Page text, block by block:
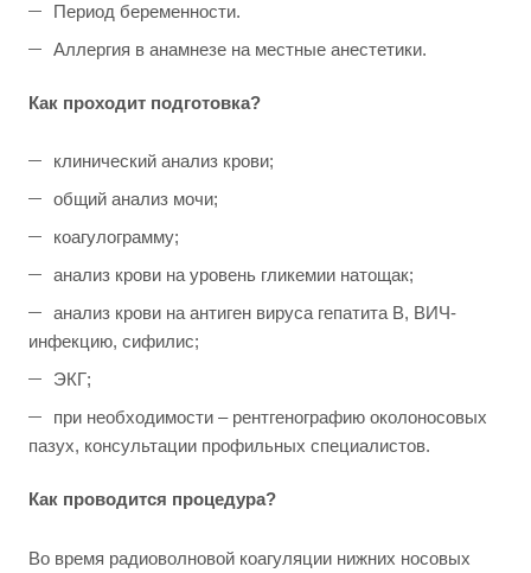
Период беременности.
Аллергия в анамнезе на местные анестетики.
Как проходит подготовка?
клинический анализ крови;
общий анализ мочи;
коагулограмму;
анализ крови на уровень гликемии натощак;
анализ крови на антиген вируса гепатита В, ВИЧ-
инфекцию, сифилис;
ЭКГ;
при необходимости – рентгенографию околоносовых
пазух, консультации профильных специалистов.
Как проводится процедура?
Во время радиоволновой коагуляции нижних носовых